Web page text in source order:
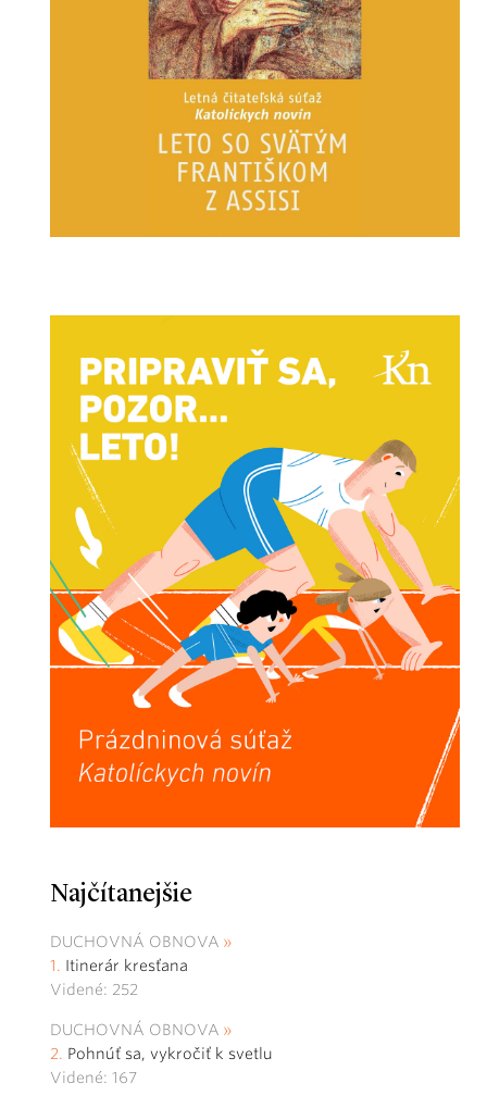
Najčítanejšie
DUCHOVNÁ OBNOVA
Itinerár kresťana
Videné: 252
DUCHOVNÁ OBNOVA
Pohnúť sa, vykročiť k svetlu
Videné: 167